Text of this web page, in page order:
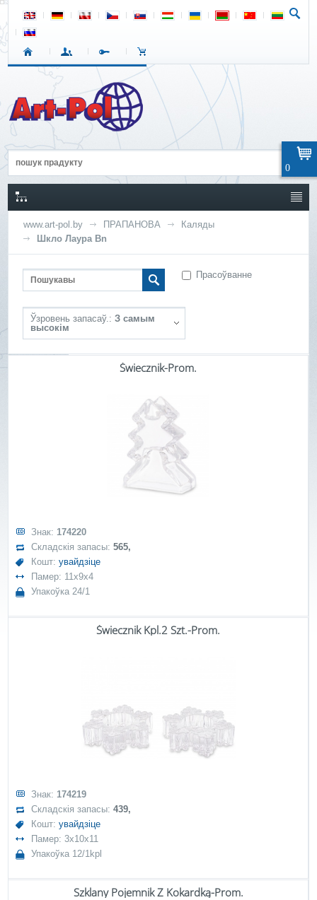
www.art-pol.by ПРАПАНОВА
Каляды
Шкло Лаура Bn
Прасоўванне
Ўзровень запасаў.: З самым
высокім
Świecznik-Prom.
Знак: 174220
Складскія запасы:565,
Кошт:увайдзіце
Памер: 11x9x4
Упакоўка 24/1
Świecznik Kpl.2 Szt.-Prom.
Знак: 174219
Складскія запасы:439,
Кошт:увайдзіце
Памер: 3x10x11
Упакоўка 12/1kpl
Szklany Pojemnik Z Kokardką-Prom.
0